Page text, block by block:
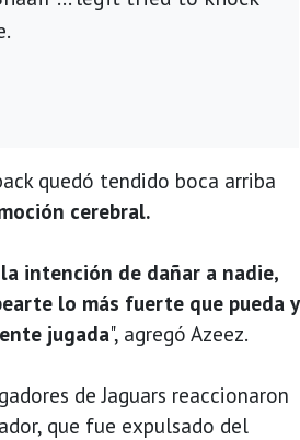
quedó tendido boca arriba
cerebral.
intención de dañar a nadie,
lo más fuerte que pueda y
jugada", agregó Azeez.
de Jaguars reaccionaron
que fue expulsado del